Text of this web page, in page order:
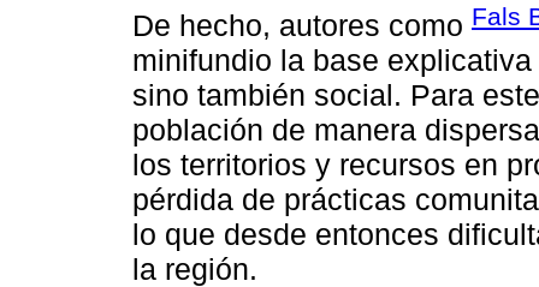
De hecho, autores como Fals
minifundio la base
sino también social. Para
población de manera
los territorios y recursos en
pérdida de prácticas
lo que desde entonces
la región.